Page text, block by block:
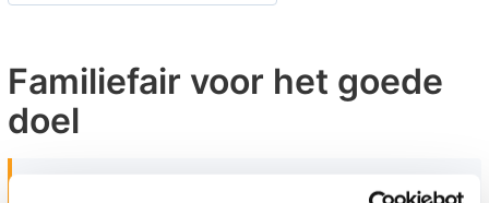
Familiefair voor het goede
doel